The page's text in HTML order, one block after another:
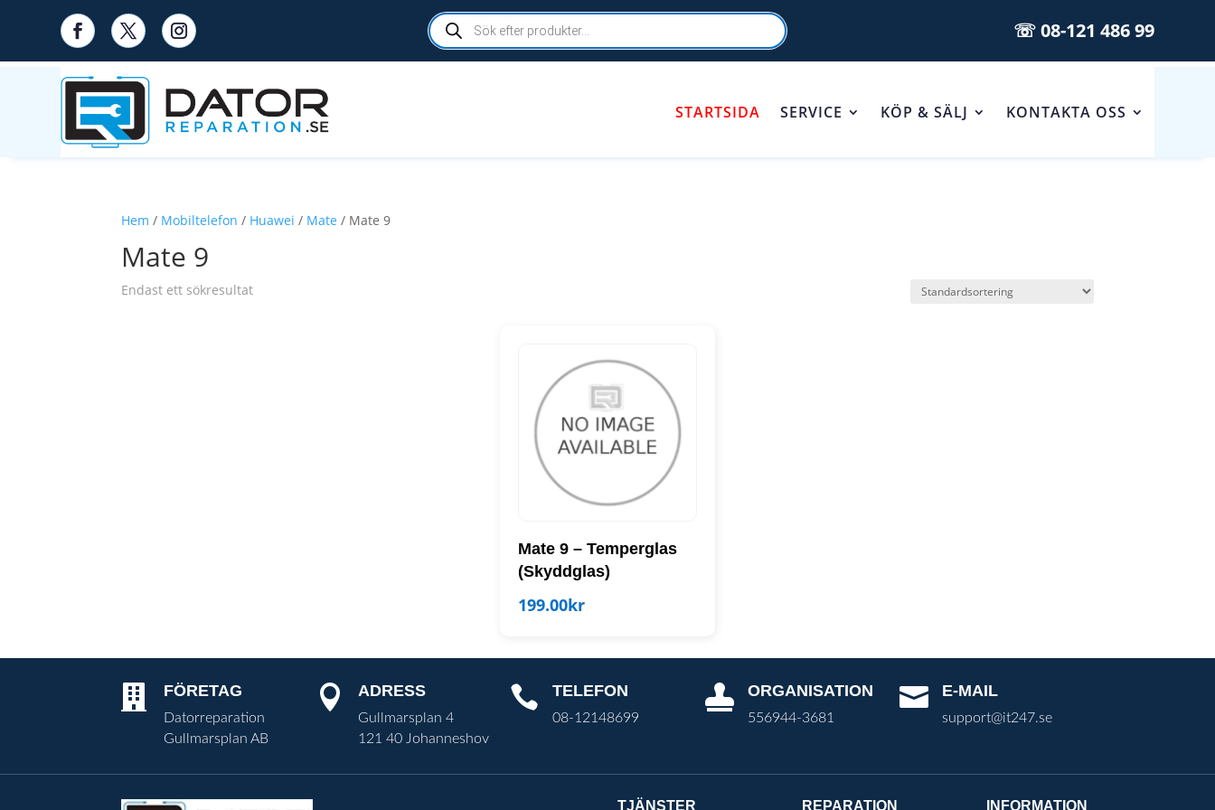
Products
search ☏ 08-121 486 99
STARTSIDA SERVICE KÖP & SÄLJ KONTAKTA OSS
Hem / Mobiltelefon / Huawei / Mate / Mate 9
Mate 9
Endast ett sökresultat
Mate 9 – Temperglas
(Skyddglas)
199.00kr
 FÖRETAG
Datorreparation
Gullmarsplan AB
 ADRESS
Gullmarsplan 4
121 40 Johanneshov
 TELEFON
08-12148699
 ORGANISATION
556944-3681
 E-MAIL
support@it247.se
TJÄNSTER REPARATION INFORMATION